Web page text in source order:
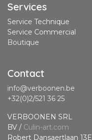
Services
Service Technique
Service Commercial
Boutique
Contact
info@verboonen.be
+32(0)2/521 36 25
VERBOONEN SRL
BV / Culin-art.com
Robert Dansaertlaan 13E